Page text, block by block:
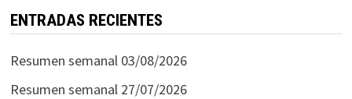
ENTRADAS RECIENTES
Resumen semanal 03/08/2026
Resumen semanal 27/07/2026